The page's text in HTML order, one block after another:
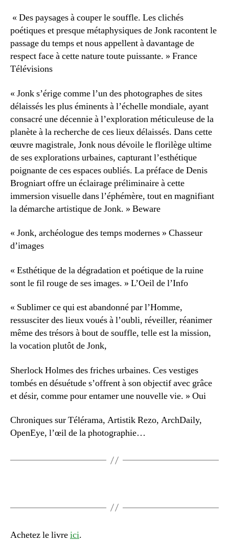
« Des paysages à couper le souffle. Les clichés
poétiques et presque métaphysiques de Jonk racontent le
passage du temps et nous appellent à davantage de
respect face à cette nature toute puissante. » France
Télévisions
« Jonk s’érige comme l’un des photographes de sites
délaissés les plus éminents à l’échelle mondiale, ayant
consacré une décennie à l’exploration méticuleuse de la
planète à la recherche de ces lieux délaissés. Dans cette
œuvre magistrale, Jonk nous dévoile le florilège ultime
de ses explorations urbaines, capturant l’esthétique
poignante de ces espaces oubliés. La préface de Denis
Brogniart offre un éclairage préliminaire à cette
immersion visuelle dans l’éphémère, tout en magnifiant
la démarche artistique de Jonk. » Beware
« Jonk, archéologue des temps modernes » Chasseur
d’images
« Esthétique de la dégradation et poétique de la ruine
sont le fil rouge de ses images. » L’Oeil de l’Info
« Sublimer ce qui est abandonné par l’Homme,
ressusciter des lieux voués à l’oubli, réveiller, réanimer
même des trésors à bout de souffle, telle est la mission,
la vocation plutôt de Jonk,
Sherlock Holmes des friches urbaines. Ces vestiges
tombés en désuétude s’offrent à son objectif avec grâce
et désir, comme pour entamer une nouvelle vie. » Oui
Chroniques sur Télérama, Artistik Rezo, ArchDaily,
OpenEye, l’œil de la photographie…
Achetez le livreici.